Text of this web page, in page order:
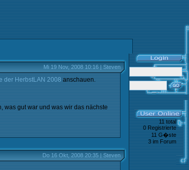
Mi 19 Nov, 2008 10:16 | Steven
der HerbstLAN 2008 anschauen.
was gut war und was wir das nächste
Do 16 Okt, 2008 20:35 | Steven
11 total
0 Registrierte
11 G�ste
3 im Forum